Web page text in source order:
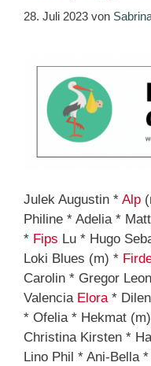
28. Juli 2023 von
Julek Augustin * Alp
Philine * Adelia *
* Fips Lu * Hugo
Loki Blues (m) *
Carolin * Gregor
Valencia Elora*
* Ofelia * Hekmat
Christina Kirsten *
Lino Phil * Ani-Bella